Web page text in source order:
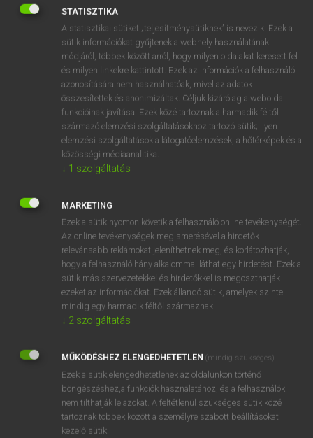
OOOOPS!
SZOTAR.NET APPLIKÁCIÓ
MICROSOFT OFFICE BŐVÍTMÉNY
BEÉPÜLŐ SZÓTÁRMODUL
ONLINE NYELVVIZSGA
EGYÉNI FELHASZNÁLÓKNAK
TANULÓKNAK
OKTATÁSI INTÉZMÉNYEKNEK
VÁLLALATI MEGOLDÁSOK
STATISZTIKA
A statisztikai sütiket „teljesítménysütiknek” is nevezik. Ezek a
sütik információkat gyűjtenek a webhely használatának
módjáról, többek között arról, hogy milyen oldalakat keresett fel
és milyen linkekre kattintott. Ezek az információk a felhasználó
azonosítására nem használhatóak, mivel az adatok
összesítettek és anonimizáltak. Céljuk kizárólag a weboldal
funkcióinak javítása. Ezek közé tartoznak a harmadik féltől
származó elemzési szolgáltatásokhoz tartozó sütik; ilyen
elemzési szolgáltatások a látogatóelemzések, a hőtérképek és a
közösségi médiaanalitika.
↓ 1 szolgáltatás
MARKETING
Ezek a sütik nyomon követik a felhasználó online tevékenységét.
Az online tevékenységek megismerésével a hirdetők
relevánsabb reklámokat jeleníthetnek meg, és korlátozhatják,
hogy a felhasználó hány alkalommal láthat egy hirdetést. Ezek a
sütik más szervezetekkel és hirdetőkkel is megoszthatják
ezeket az információkat. Ezek állandó sütik, amelyek szinte
mindig egy harmadik féltől származnak.
↓ 2 szolgáltatás
MŰKÖDÉSHEZ ELENGEDHETETLEN (mindig szükséges)
Ezek a sütik elengedhetetlenek az oldalunkon történő
böngészéshez,a funkciók használatához, és a felhasználók
nem tilthatják le azokat. A feltétlenül szükséges sütik közé
tartoznak többek között a személyre szabott beállításokat
kezelő sütik.